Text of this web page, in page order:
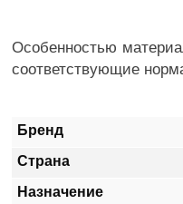
Бренд
Страна
Назначение
Особенностью
соответствующие